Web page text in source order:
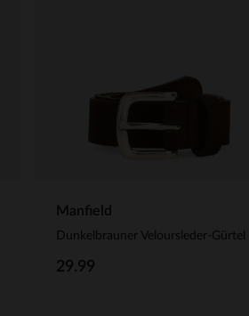
Manfield
Dunkelbrauner Veloursleder-Gürtel
29.99